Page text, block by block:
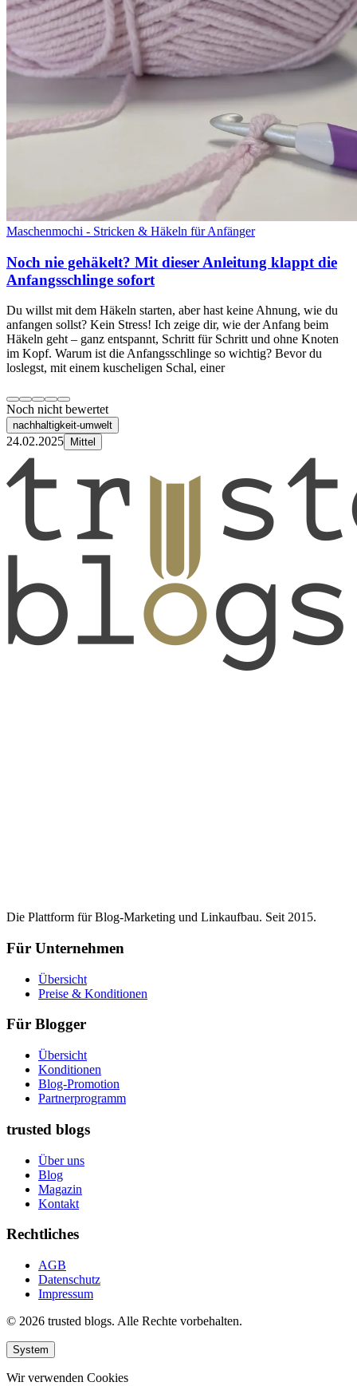
Maschenmochi - Stricken & Häkeln für Anfänger
Noch nie gehäkelt? Mit dieser Anleitung klappt die
Anfangsschlinge sofort
Du willst mit dem Häkeln starten, aber hast keine Ahnung, wie du
anfangen sollst? Kein Stress! Ich zeige dir, wie der Anfang beim
Häkeln geht – ganz entspannt, Schritt für Schritt und ohne Knoten
im Kopf. Warum ist die Anfangsschlinge so wichtig? Bevor du
loslegst, mit einem kuscheligen Schal, einer
Noch nicht bewertet
nachhaltigkeit-umwelt
24.02.2025 Mittel
Die Plattform für Blog-Marketing und Linkaufbau. Seit 2015.
Für Unternehmen
Übersicht
Preise & Konditionen
Für Blogger
Übersicht
Konditionen
Blog-Promotion
Partnerprogramm
trusted blogs
Über uns
Blog
Magazin
Kontakt
Rechtliches
AGB
Datenschutz
Impressum
© 2026 trusted blogs. Alle Rechte vorbehalten.
System
Wir verwenden Cookies